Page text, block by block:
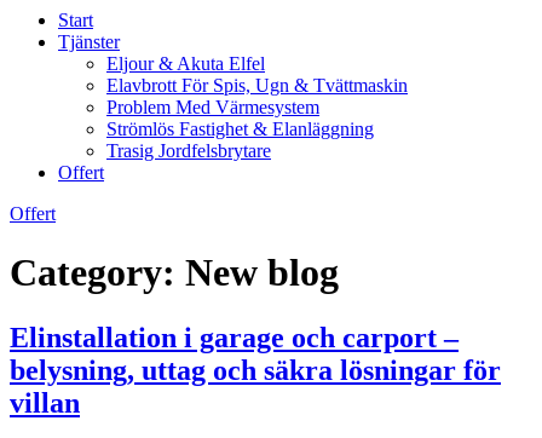
Start
Tjänster
Eljour & Akuta Elfel
Elavbrott För Spis, Ugn & Tvättmaskin
Problem Med Värmesystem
Strömlös Fastighet & Elanläggning
Trasig Jordfelsbrytare
Offert
Offert
Category: New blog
Elinstallation i garage och carport –
belysning, uttag och säkra lösningar för
villan